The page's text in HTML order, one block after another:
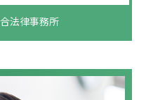
法律事務所